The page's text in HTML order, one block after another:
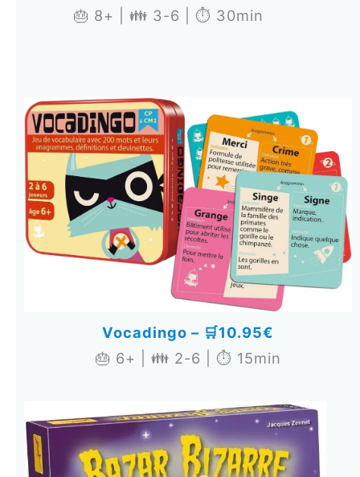
🎂 8+ | 👪 3-6 | ⏱️ 30min
Vocadingo – 🛒10.95€
🎂 6+ | 👪 2-6 | ⏱️ 15min